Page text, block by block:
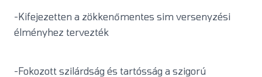
-Kifejezetten a zökkenőmentes sim versenyzési
élményhez tervezték
-Fokozott szilárdság és tartósság a szigorú